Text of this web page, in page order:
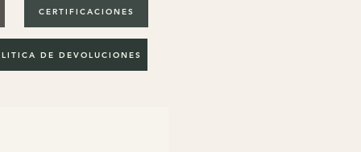
CERTIFICACIONES
DE DEVOLUCIONES